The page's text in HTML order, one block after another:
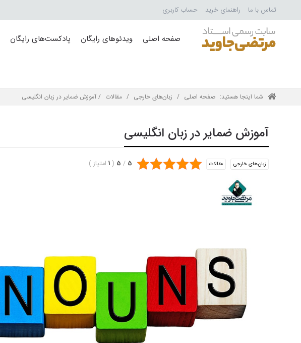
تماس با ما راهنمای خرید حساب کاربری
صفحه اصلی ویدئوهای رایگان پادکست‌های رایگان
شما اینجا هستید: صفحه اصلی / زبان‌های خارجی / مقالات / آموزش ضمایر در زبان انگلیسی
آموزش ضمایر در زبان انگلیسی
زبان‌های خارجی مقالات 5
/
5
(
1 امتیاز)